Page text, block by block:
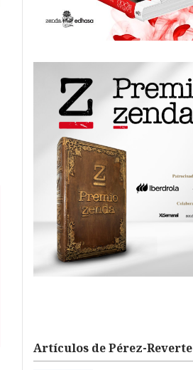
Artículos de Pérez-Reverte